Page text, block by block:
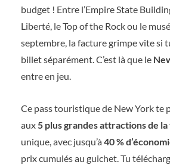
budget ! Entre l’Empire State
Liberté, le Top of the Rock ou le
septembre, la facture grimpe vite si
billet séparément. C’est là que le
entre en jeu.
Ce pass touristique de New York te
aux5 plus grandes attractions de
unique, avec jusqu’à40 %
prix cumulés au guichet. Tu